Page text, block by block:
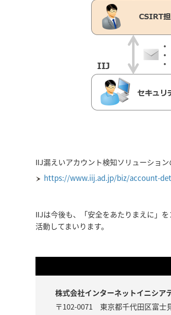
IIJ漏えいアカウント検知ソリューショ
https://www.iij.ad.jp/biz/account-
IIJは今後も、「安全をあたりまえに」
活動してまいります。
株式会社インターネットイニシ
〒102-0071 東京都千代田区富